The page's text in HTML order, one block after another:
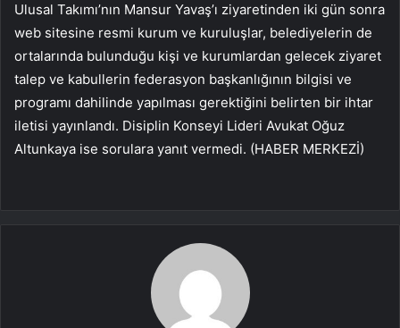
Ulusal Takımı’nın Mansur Yavaş’ı ziyaretinden iki gün sonra
web sitesine resmi kurum ve kuruluşlar, belediyelerin de
ortalarında bulunduğu kişi ve kurumlardan gelecek ziyaret
talep ve kabullerin federasyon başkanlığının bilgisi ve
programı dahilinde yapılması gerektiğini belirten bir ihtar
iletisi yayınlandı. Disiplin Konseyi Lideri Avukat Oğuz
Altunkaya ise sorulara yanıt vermedi. (HABER MERKEZİ)